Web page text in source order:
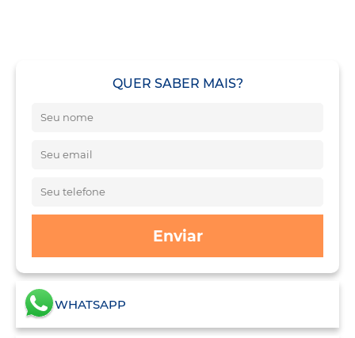
QUER SABER MAIS?
Enviar
WHATSAPP